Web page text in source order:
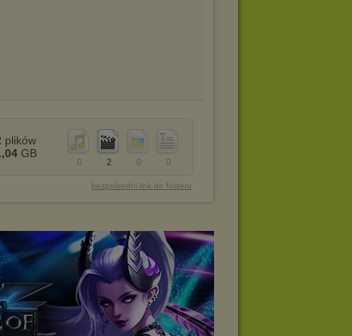
0
0
2
0
plików
GB
bezpośredni link do folderu